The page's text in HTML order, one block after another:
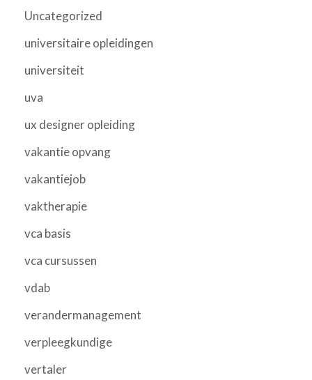
Uncategorized
universitaire opleidingen
universiteit
uva
ux designer opleiding
vakantie opvang
vakantiejob
vaktherapie
vca basis
vca cursussen
vdab
verandermanagement
verpleegkundige
vertaler